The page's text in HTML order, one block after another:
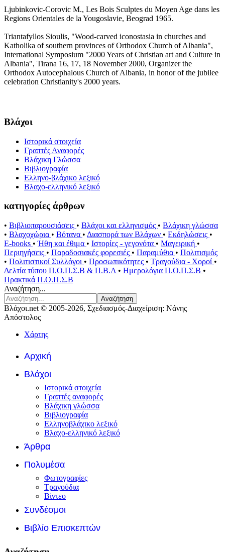
Ljubinkovic-Corovic M., Les Bois Sculptes du Moyen Age dans les
Regions Orientales de la Yougoslavie, Beograd 1965.
Triantafyllos Sioulis, "Wood-carved iconostasia in churches and
Katholika of southern provinces of Orthodox Church of Albania",
International Symposium "2000 Years of Christian art and Culture in
Albania", Tirana 16, 17, 18 November 2000, Organizer the
Orthodox Autocephalous Church of Albania, in honor of the jubilee
celebration Christianity's 2000 years.
Βλάχοι
Ιστορικά στοιχεία
Γραπτές Αναφορές
Βλάχικη Γλώσσα
Βιβλιογραφία
Ελληνο-βλάχικο λεξικό
Βλαχο-ελληνικό λεξικό
κατηγορίες άρθρων
• Βιβλιοπαρουσιάσεις • Βλάχοι και ελληνισμός • Βλάχικη γλώσσα
• Βλαχοχώρια • Βότανα • Διασπορά των Βλάχων • Εκδηλώσεις •
E-books •Ήθη και έθιμα • Ιστορίες - γεγονότα • Μαγειρική •
Περιηγήσεις • Παραδοσιακές φορεσιές • Παραμύθια • Πολιτισμός
• Πολιτιστικοί Συλλόγοι • Προσωπικότητες • Τραγούδια - Χοροί •
Δελτία τύπου Π.Ο.Π.Σ.Β & Π.Β.Α • Ημερολόγια Π.Ο.Π.Σ.Β •
Πρακτικά Π.Ο.Π.Σ.Β
Αναζήτηση...
Αναζήτηση
Βλάχοι.net © 2005-2026, Σχεδιασμός-Διαχείριση: Νάνης
Απόστολος
Χάρτης
Αρχική
Βλάχοι
Ιστορικά στοιχεία
Γραπτές αναφορές
Βλάχικη γλώσσα
Βιβλιογραφία
Ελληνοβλάχικο λεξικό
Βλαχο-ελληνικό λεξικό
Άρθρα
Πολυμέσα
Φωτογραφίες
Τραγούδια
Βίντεο
Συνδέσμοι
Βιβλίο Επισκεπτών